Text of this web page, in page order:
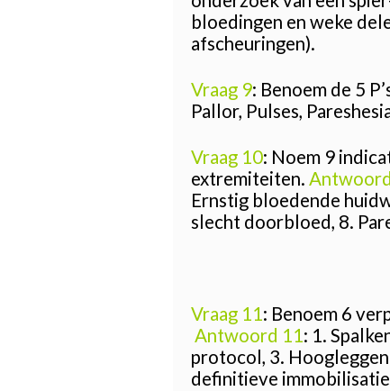
bloedingen en weke
afscheuringen).
Vraag 9: Benoem de 5
Pallor, Pulses,
Vraag 10: Noem 9
extremiteiten.
Ernstig bloedende
slecht doorbloed, 8.
Vraag 11: Benoem 6
Antwoord 11: 1.
protocol, 3.
definitieve